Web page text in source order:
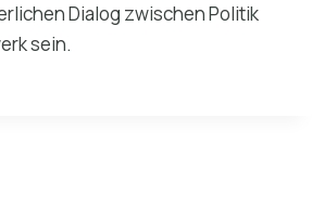
Dialog zwischen Politik
sein.